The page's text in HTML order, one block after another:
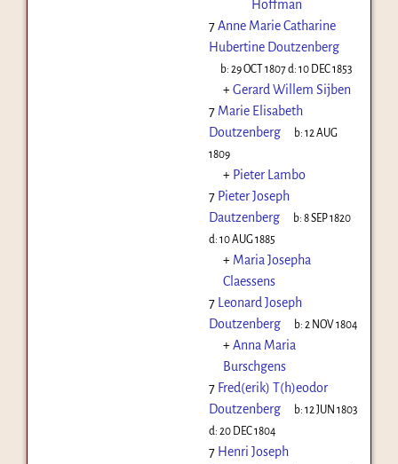
Hoffman
7Anne Marie Catharine
Hubertine Doutzenberg
b:29 OCT 1807d:10 DEC 1853
+Gerard Willem Sijben
7 Marie Elisabeth
Doutzenberg
b:12 AUG
1809
+ Pieter Lambo
7 Pieter Joseph
Dautzenberg
b:8 SEP 1820
d: 10 AUG 1885
+ Maria Josepha
Claessens
7 Leonard Joseph
Doutzenberg
b:2 NOV 1804
+Anna Maria
Burschgens
7 Fred(erik) T(h)eodor
Doutzenberg
b:12 JUN 1803
d: 20 DEC 1804
7 Henri Joseph